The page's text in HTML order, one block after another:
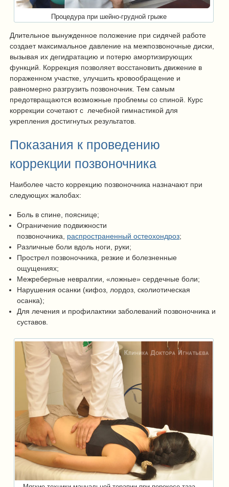
Процедура при шейно-грудной грыже
Длительное вынужденное положение при сидячей работе
создает максимальное давление на межпозвоночные диски,
вызывая их дегидратацию и потерю амортизирующих
функций. Коррекция позволяет восстановить движение в
пораженном участке, улучшить кровообращение и
равномерно разгрузить позвоночник. Тем самым
предотвращаются возможные проблемы со спиной. Курс
коррекции сочетают с лечебной гимнастикой для
укрепления достигнутых результатов.
Показания к проведению
коррекции позвоночника
Наиболее часто коррекцию позвоночника назначают при
следующих жалобах:
Боль в спине, пояснице;
Ограничение подвижности
позвоночника, распространенный остеохондроз;
Различные боли вдоль ноги, руки;
Прострел позвоночника, резкие и болезненные
ощущениях;
Межреберные невралгии, «ложные» сердечные боли;
Нарушения осанки (кифоз, лордоз, сколиотическая
осанка);
Для лечения и профилактики заболеваний позвоночника и
суставов.